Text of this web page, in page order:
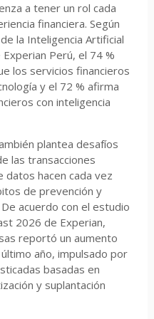
a tener un rol cada
financiera. Según
la Inteligencia Artificial
Perú, el 74 %
los servicios financieros
y el 72 % afirma
con inteligencia
plantea desafíos
las transacciones
datos hacen cada vez
de prevención y
acuerdo con el estudio
2026 de Experian,
reportó un aumento
año, impulsado por
basadas en
y suplantación